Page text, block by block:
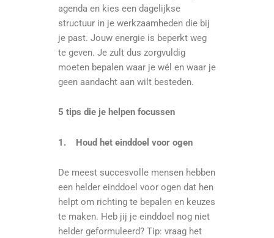
agenda en kies een dagelijkse
structuur in je werkzaamheden die bij
je past. Jouw energie is beperkt weg
te geven. Je zult dus zorgvuldig
moeten bepalen waar je wél en waar je
geen aandacht aan wilt besteden.
5 tips die je helpen focussen
1. Houd het einddoel voor ogen
De meest succesvolle mensen hebben
een helder einddoel voor ogen dat hen
helpt om richting te bepalen en keuzes
te maken. Heb jij je einddoel nog niet
helder geformuleerd? Tip: vraag het